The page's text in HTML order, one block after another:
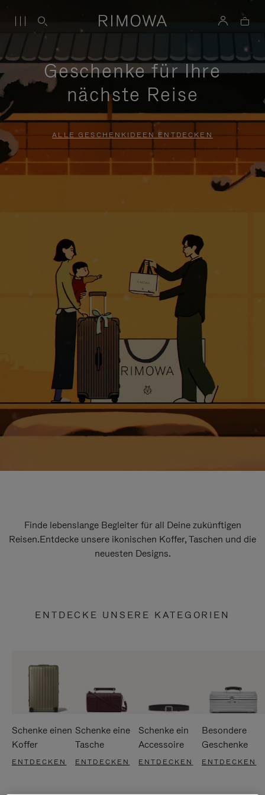
Geschenke für Ihre
nächste Reise
ALLE GESCHENKIDEEN ENTDECKEN
Finde lebenslange Begleiter für all Deine zukünftigen
Reisen.Entdecke unsere ikonischen Koffer, Taschen und die
neuesten Designs.
ENTDECKE UNSERE KATEGORIEN
Schenke einen
Koffer
ENTDECKEN
Schenke eine
Tasche
ENTDECKEN
Schenke ein
Accessoire
ENTDECKEN
Besondere
Geschenke
ENTDECKEN